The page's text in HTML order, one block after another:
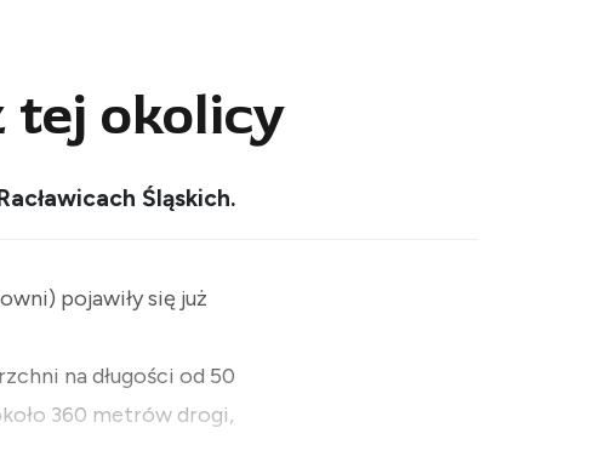
tej okolicy
Śląskich.
pojawiły się już
na długości od 50
360 metrów drogi,